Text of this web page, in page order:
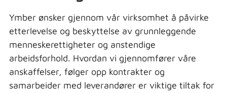
Ymber ønsker gjennom vår virksomhet å påvirke
etterlevelse og beskyttelse av grunnleggende
menneskerettigheter og anstendige
arbeidsforhold. Hvordan vi gjennomfører våre
anskaffelser, følger opp kontrakter og
samarbeider med leverandører er viktige tiltak for